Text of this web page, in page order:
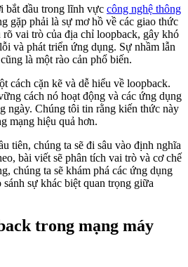
bắt đầu trong lĩnh vực công nghệ thông
gặp phải là sự mơ hồ về các giao thức
vai trò của địa chỉ loopback, gây khó
và phát triển ứng dụng. Sự nhầm lẫn
cũng là một rào cản phổ biến.
cách cặn kẽ và dễ hiểu về loopback.
cách nó hoạt động và các ứng dụng
ngày. Chúng tôi tin rằng kiến thức này
mạng hiệu quả hơn.
tiên, chúng ta sẽ đi sâu vào định nghĩa
bài viết sẽ phân tích vai trò và cơ chế
chúng ta sẽ khám phá các ứng dụng
sự khác biệt quan trọng giữa
trong mạng máy